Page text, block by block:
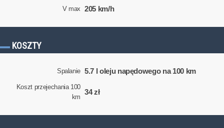
V max 205 km/h
KOSZTY
Spalanie 5.7 l oleju napędowego na 100 km
Koszt przejechania 100
km
34 zł